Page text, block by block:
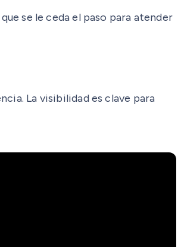
se le ceda el paso para atender
La visibilidad es clave para